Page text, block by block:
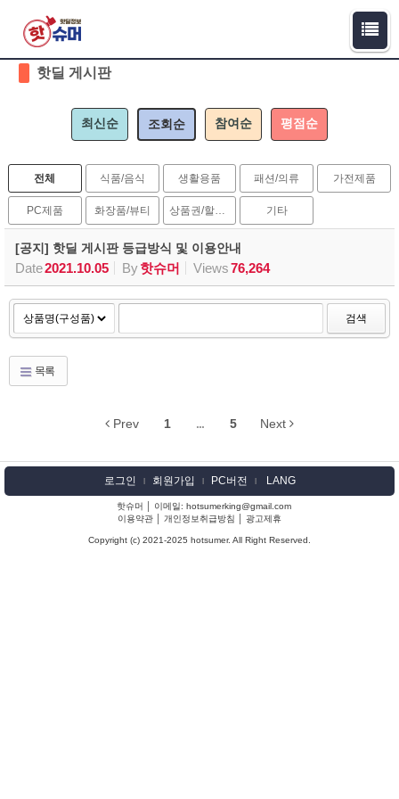
핫딜 게시판
최신순 조회순 참여순 평점순
전체 식품/음식 생활용품 패션/의류 가전제품
PC제품 화장품/뷰티 상품권/할인권 기타
[공지] 핫딜 게시판 등급방식 및 이용안내
Date2021.10.05 By핫슈머 Views76,264
검색
목록
Prev 1 ... 5 Next
로그인 l 회원가입 l PC버전 l LANG
핫슈머 │ 이메일: hotsumerking@gmail.com
이용약관
개인정보취급방침 광고제휴
Copyright (c) 2021-2025 hotsumer. All Right Reserved.